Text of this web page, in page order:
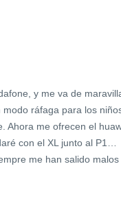
y me va de
ráfaga para los
Ahora me ofrecen el
con el XL junto al P1…
me han salido malos